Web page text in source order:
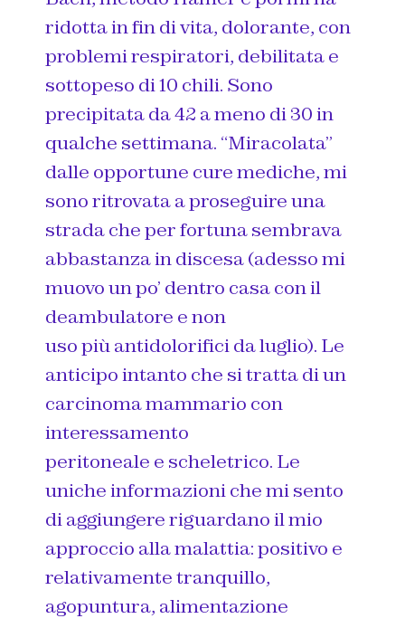
ridotta in fin di vita, dolorante, con
problemi respiratori, debilitata e
sottopeso di 10 chili. Sono
precipitata da 42 a meno di 30 in
qualche settimana. “Miracolata”
dalle opportune cure mediche, mi
sono ritrovata a proseguire una
strada che per fortuna sembrava
abbastanza in discesa (adesso mi
muovo un po’ dentro casa con il
deambulatore e non
uso più antidolorifici da luglio). Le
anticipo intanto che si tratta di un
carcinoma mammario con
interessamento
peritoneale e scheletrico. Le
uniche informazioni che mi sento
di aggiungere riguardano il mio
approccio alla malattia: positivo e
relativamente tranquillo,
agopuntura, alimentazione